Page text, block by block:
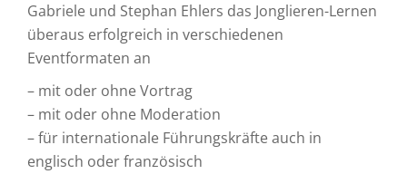
Gabriele und Stephan Ehlers das Jonglieren-Lernen
überaus erfolgreich in verschiedenen
Eventformaten an
– mit oder ohne Vortrag
– mit oder ohne Moderation
– für internationale Führungskräfte auch in
englisch oder französisch